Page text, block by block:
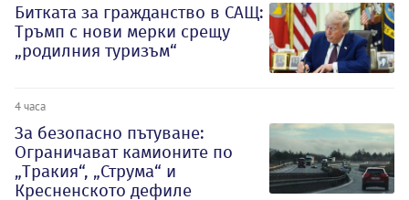
Битката за гражданство в САЩ:
Тръмп с нови мерки срещу
„родилния туризъм“
4 часа
За безопасно пътуване:
Ограничават камионите по
„Тракия“, „Струма“ и
Кресненското дефиле